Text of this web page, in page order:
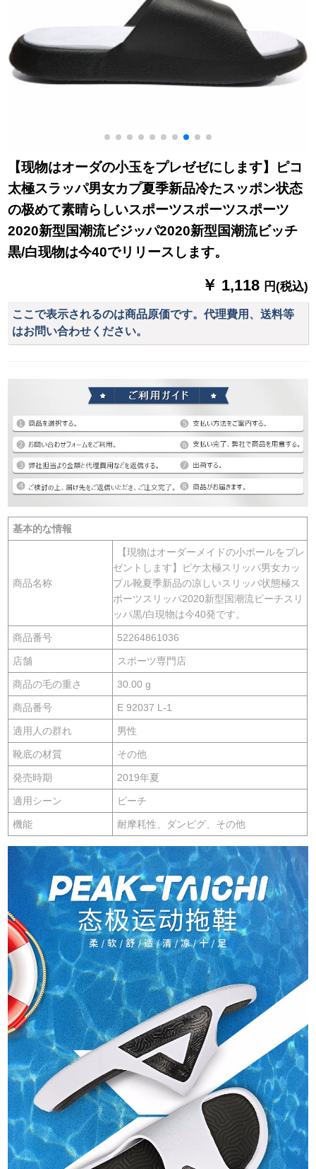
【现物はオーダの小玉をプレゼゼにします】ピコ
太極スラッパ男女カプ夏季新品冷たスッポン状态
の极めて素晴らしいスポーツスポーツスポーツ
2020新型国潮流ビジッパ2020新型国潮流ビッチ
黒/白现物は今40でリリースします。
￥ 1,118 円(税込)
ここで表示されるのは商品原価です。代理費用、送料等
はお問い合わせください。
基本的な情報
商品名称
【現物はオーダーメイドの小ボールをプレ
ゼントします】ピケ太極スリッパ男女カッ
プル靴夏季新品の凉しいスリッパ状態極ス
ポーツスリッパ2020新型国潮流ビーチスリ
ッパ黒/白現物は今40発です。
商品番号 52264861036
店舗 スポーツ専門店
商品の毛の重さ 30.00 g
商品番号 E 92037 L-1
適用人の群れ 男性
靴底の材質 その他
発売時期 2019年夏
適用シーン ビーチ
機能 耐摩耗性、ダンピグ、その他